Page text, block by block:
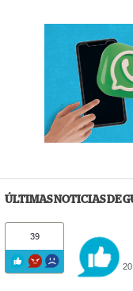
ÚLTIMAS NOTICIAS DE
39
20